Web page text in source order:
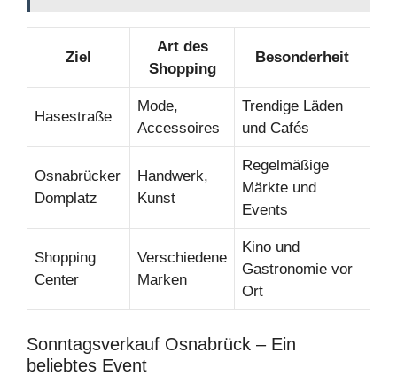
Ziel
Art des
Shopping
Besonderheit
Hasestraße
Mode,
Accessoires
Trendige Läden
und Cafés
Osnabrücker
Domplatz
Handwerk,
Kunst
Regelmäßige
Märkte und
Events
Shopping
Center
Verschiedene
Marken
Kino und
Gastronomie vor
Ort
Sonntagsverkauf Osnabrück – Ein
beliebtes Event